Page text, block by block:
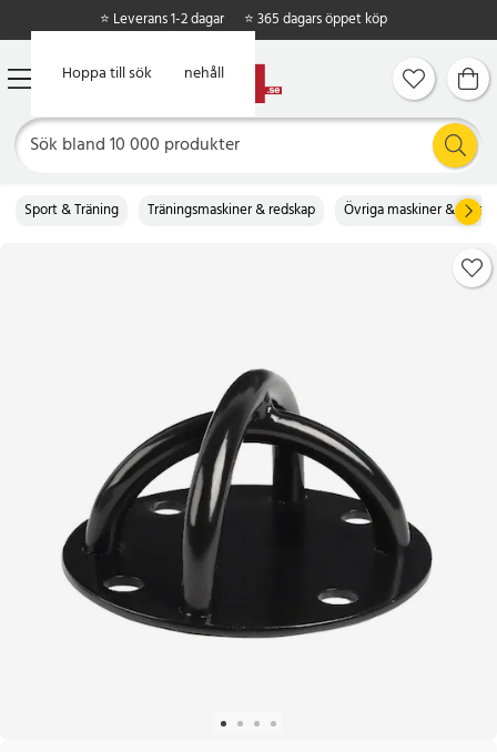
Hoppa till huvudinnehåll
Hoppa till sök
⭐ Leverans 1-2 dagar ⭐ 365 dagars öppet köp
Sport & Träning Träningsmaskiner & redskap Övriga maskiner &